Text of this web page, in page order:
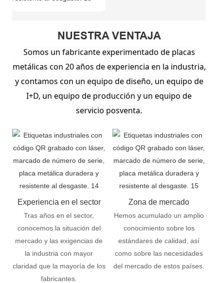
NUESTRA VENTAJA
Somos un fabricante experimentado de placas
metálicas con 20 años de experiencia en la industria,
y contamos con un equipo de diseño, un equipo de
I+D, un equipo de producción y un equipo de
servicio posventa.
Experiencia en el sector
Tras años en el sector,
conocemos la situación del
mercado y las exigencias de
la industria con mayor
claridad que la mayoría de los
fabricantes.
Zona de mercado
Hemos acumulado un amplio
conocimiento sobre los
estándares de calidad, así
como sobre las necesidades
del mercado de estos países.